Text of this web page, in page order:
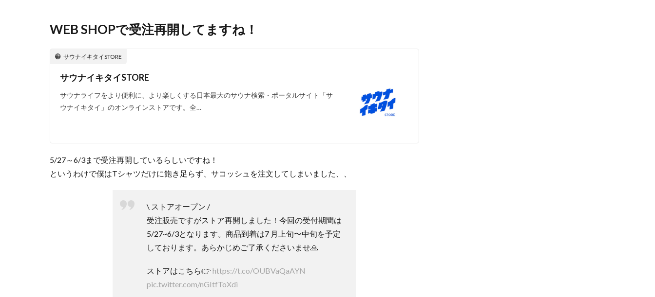
WEB SHOPで受注再開してますね！
サウナイキタイSTORE
サウナイキタイSTORE
サウナライフをより便利に、より楽しくする日本最大のサウナ検索・ポータルサイト「サ
ウナイキタイ」のオンラインストアです。全…
5/27～6/3まで受注再開しているらしいですね！
というわけで僕はTシャツだけに飽き足らず、サコッシュを注文してしまいました、、
\ ストアオープン /
受注販売ですがストア再開しました！今回の受付期間は
5/27~6/3となります。商品到着は7 月上旬〜中旬を予定
しております。あらかじめご了承くださいませ🙏
ストアはこちら👉 https://t.co/OUBVaQaAYN
pic.twitter.com/nGItfToXdi